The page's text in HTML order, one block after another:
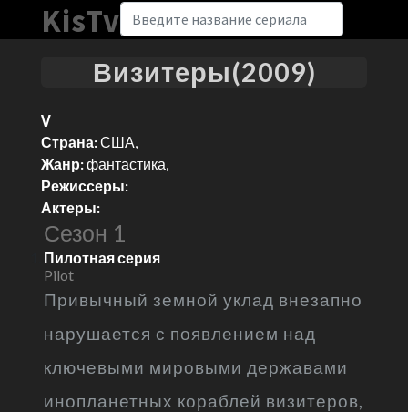
KisTv
Визитеры(2009)
V
Страна:США,
Жанр:фантастика,
Режиссеры:
Актеры:
Сезон 1
Пилотная серия
Pilot
Привычный земной уклад внезапно
нарушается с появлением над
ключевыми мировыми державами
инопланетных кораблей визитеров,